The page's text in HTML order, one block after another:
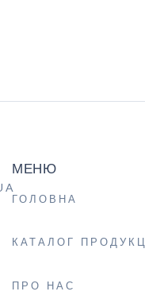
МЕНЮ
ГОЛОВНА
КАТАЛОГ
ПРО НАС